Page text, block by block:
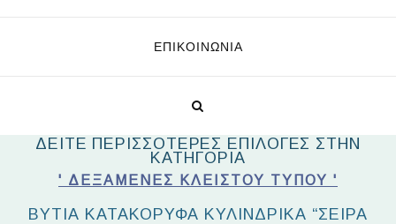
ΕΠΙΚΟΙΝΩΝΊΑ
ΔΕΙΤΕ ΠΕΡΙΣΣΟΤΕΡΕΣ ΕΠΙΛΟΓΕΣ ΣΤΗΝ
ΚΑΤΗΓΟΡΙΑ
' ΔΕΞΑΜΕΝΈΣ ΚΛΕΙΣΤΟΎ ΤΎΠΟΥ '
ΒΥΤΊΑ ΚΑΤΑΚΌΡΥΦΑ ΚΥΛΙΝΔΡΙΚΆ “ΣΕΙΡΆ